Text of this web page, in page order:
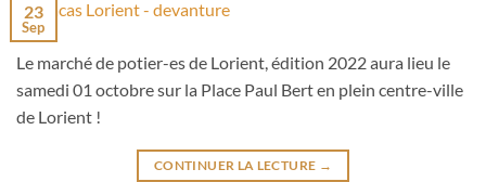
23
Sep
Le marché de potier-es de Lorient, édition 2022 aura lieu le
samedi 01 octobre sur la Place Paul Bert en plein centre-ville
de Lorient !
CONTINUER LA LECTURE →